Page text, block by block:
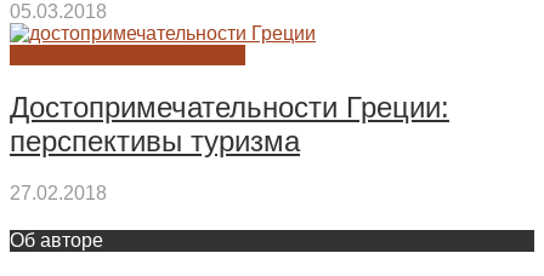
05.03.2018
Достопримечательности Греции:
перспективы туризма
27.02.2018
Об авторе